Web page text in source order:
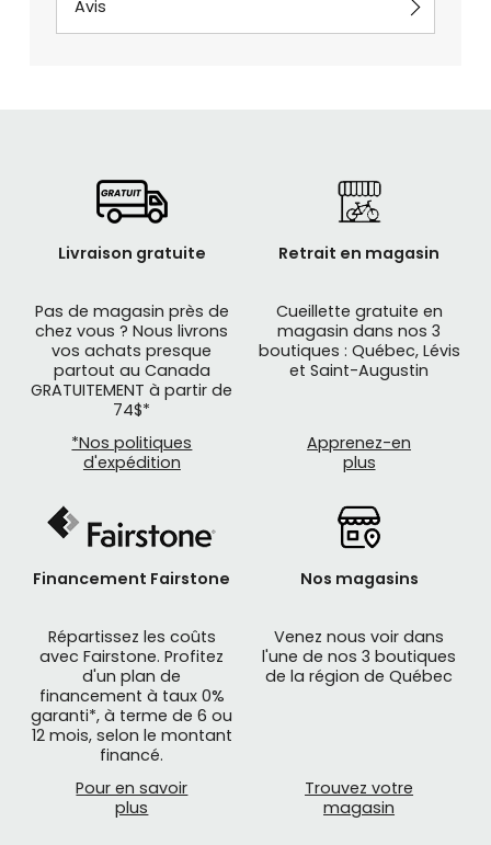
Avis
Livraison gratuite
Pas de magasin près de
chez vous ? Nous livrons
vos achats presque
partout au Canada
GRATUITEMENT à partir de
74$*
*Nos politiques
d'expédition
Retrait en magasin
Cueillette gratuite en
magasin dans nos 3
boutiques : Québec, Lévis
et Saint-Augustin
Apprenez-en
plus
Financement Fairstone
Répartissez les coûts
avec Fairstone. Profitez
d'un plan de
financement à taux 0%
garanti*, à terme de 6 ou
12 mois, selon le montant
financé.
Pour en savoir
plus
Nos magasins
Venez nous voir dans
l'une de nos 3 boutiques
de la région de Québec
Trouvez votre
magasin